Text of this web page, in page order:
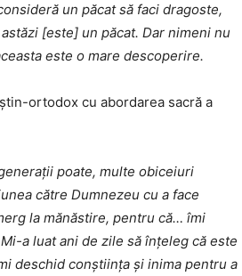
un păcat să faci dragoste,
[este] un păcat. Dar nimeni nu
este o mare descoperire.
ortodox cu abordarea sacră a
poate, multe obiceiuri
către Dumnezeu cu a face
la mănăstire, pentru că… îmi
a luat ani de zile să înțeleg că este
deschid conștiința și inima pentru a